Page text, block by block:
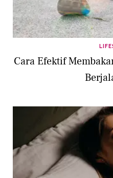
Cara Efektif